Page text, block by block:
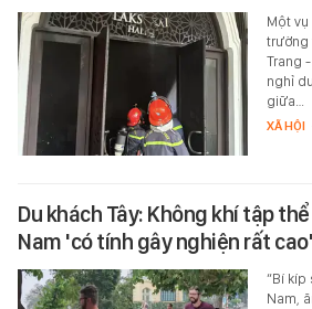
Một
trường
Trang
nghỉ
giữa…
XÃ HỘI
Du khách Tây: Không khí tập
Nam 'có tính gây nghiện rất cao'
“Bí kíp
Nam,